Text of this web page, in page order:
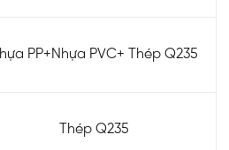
PP+Nhựa PVC+ Thép Q235
Thép Q235